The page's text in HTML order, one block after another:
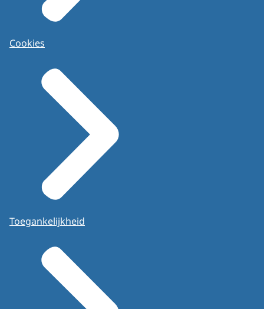
Cookies
Toegankelijkheid